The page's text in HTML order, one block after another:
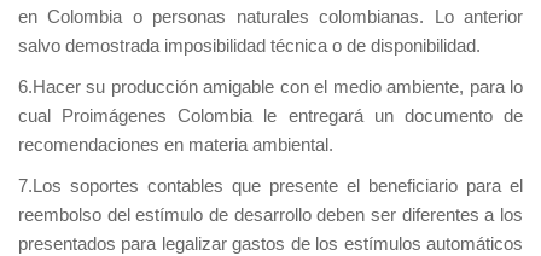
en Colombia o personas naturales colombianas. Lo anterior
salvo demostrada imposibilidad técnica o de disponibilidad.
6.Hacer su producción amigable con el medio ambiente, para lo
cual Proimágenes Colombia le entregará un documento de
recomendaciones en materia ambiental.
7.Los soportes contables que presente el beneficiario para el
reembolso del estímulo de desarrollo deben ser diferentes a los
presentados para legalizar gastos de los estímulos automáticos